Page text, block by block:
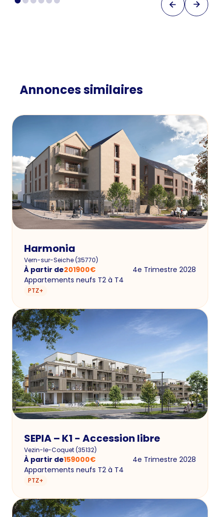
Annonces similaires
Harmonia
Vern-sur-Seiche(35770)
À partir de201900€
4e Trimestre 2028
Appartements neufs T2 à T4
PTZ+
SEPIA – K1 - Accession libre
Vezin-le-Coquet(35132)
À partir de159000€
4e Trimestre 2028
Appartements neufs T2 à T4
PTZ+